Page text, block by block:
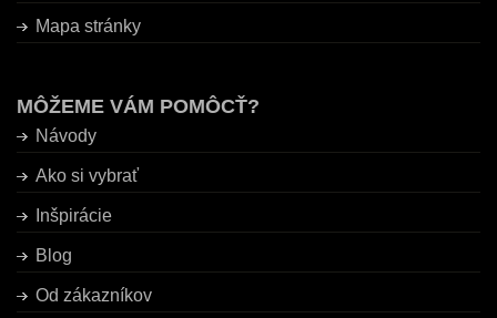
Mapa stránky
MÔŽEME VÁM POMÔCŤ?
Návody
Ako si vybrať
Inšpirácie
Blog
Od zákazníkov